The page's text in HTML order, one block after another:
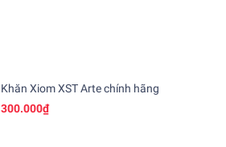
Khăn Xiom XST Arte chính hãng
300.000₫